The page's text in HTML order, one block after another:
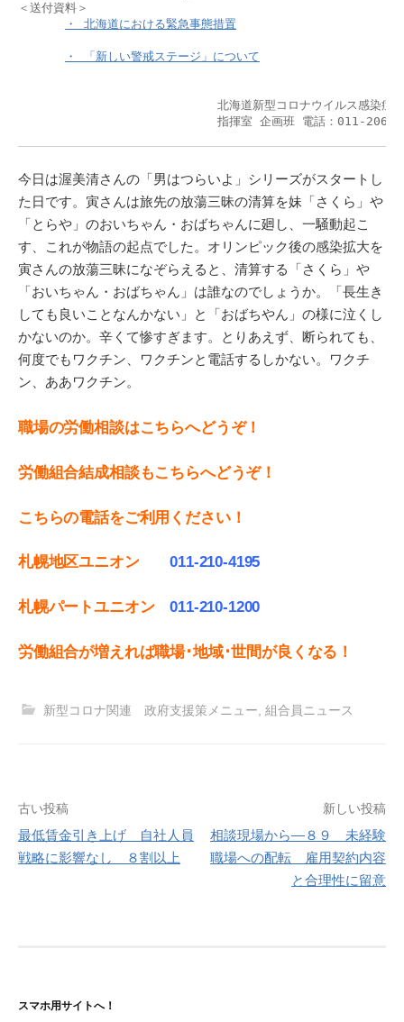
＜送付資料＞
・ 北海道における緊急事態措置
・ 「新しい警戒ステージ」について
北海道新型コロナウイルス感染症対策
指揮室 企画班 電話：011-206-
今日は渥美清さんの「男はつらいよ」シリーズがスタートし
た日です。寅さんは旅先の放蕩三昧の清算を妹「さくら」や
「とらや」のおいちゃん・おばちゃんに廻し、一騒動起こ
す、これが物語の起点でした。オリンピック後の感染拡大を
寅さんの放蕩三昧になぞらえると、清算する「さくら」や
「おいちゃん・おばちゃん」は誰なのでしょうか。「長生き
しても良いことなんかない」と「おばちやん」の様に泣くし
かないのか。辛くて惨すぎます。とりあえず、断られても、
何度でもワクチン、ワクチンと電話するしかない。ワクチ
ン、ああワクチン。
職場の労働相談はこちらへどうぞ！
労働組合結成相談もこちらへどうぞ！
こちらの電話をご利用ください！
札幌地区ユニオン011-210-4195
札幌パートユニオン011‐210-1200
労働組合が増えれば職場･地域･世間が良くなる！
新型コロナ関連 政府支援策メニュー 組合員ニュース
投
稿
シ
古い投稿
最低賃金引き上げ 自社人員
戦略に影響なし ８割以上
新しい投稿
相談現場から―８９ 未経験
職場への配転 雇用契約内容
と合理性に留意
スマホ用サイトへ！